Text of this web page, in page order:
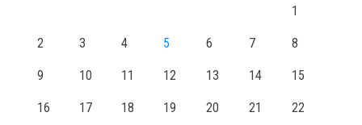
1
2 3 4 5 6 7 8
9 10 11 12 13 14 15
16 17 18 19 20 21 22